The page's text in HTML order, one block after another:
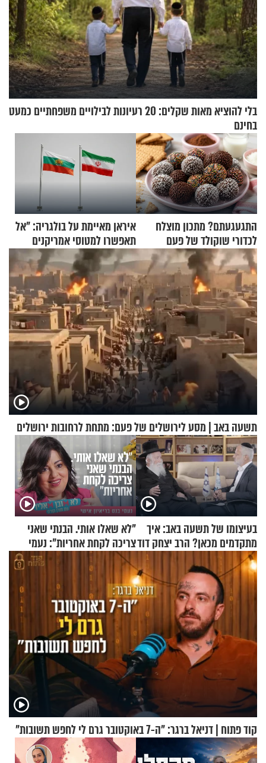
בלי להוציא מאות שקלים: 20 רעיונות לבילויים משפחתיים כמעט
בחינם
התגעגעתם? מתכון מוצלח
לכדורי שוקולד של פעם
איראן מאיימת על בולגריה: "אל
תאפשרו למטוסי אמריקנים
להמריא מהשטח שלכם"
תשעה באב | מסע לירושלים של פעם: מתחת לרחובות ירושלים
בעיצומו של תשעה באב: איך
מתקדמים מכאן? הרב יצחק דוד
גרוסמן בשיחה מיוחדת
"לא שאלו אותי. הבנתי שאני
צריכה לקחת אחריות": נעמי
בנט בריאיון אישי
קוד פתוח | דניאל ברגר: "ה-7 באוקטובר גרם לי לחפש תשובות"